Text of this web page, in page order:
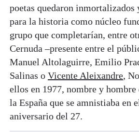
poetas quedaron inmortalizados
para la historia como núcleo
grupo que completarían, entre
Cernuda –presente entre el
Manuel Altolaguirre, Emilio
Salinas o Vicente Aleixandre,
ellos en 1977, nombre y hombre
la España que se amnistiaba en
aniversario del 27.